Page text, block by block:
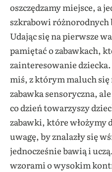
oszczędzamy miejsce, a
szkrabowi różnorodnych
Udając się na pierwsze
pamiętać o zabawkach,
zainteresowanie
miś, z którym maluch
zabawka sensoryczna,
co dzień towarzyszy
zabawki, które
uwagę, by znalazły się
jednocześnie bawią i uczą.
wzorami o wysokim